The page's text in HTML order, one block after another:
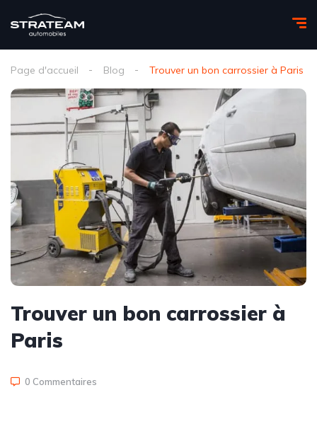
Page d'accueil Blog Trouver un bon carrossier à Paris
Trouver un bon carrossier à
Paris
0 Commentaires